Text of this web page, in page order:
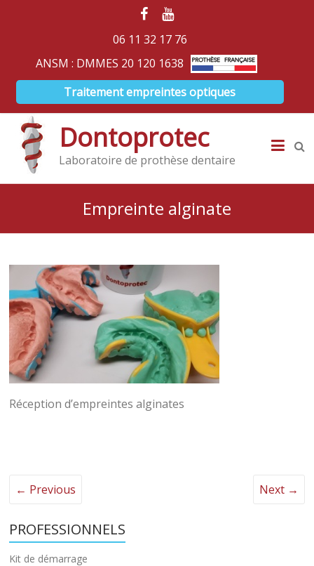
06 11 32 17 76
ANSM : DMMES 20 120 1638
Traitement empreintes optiques
Dontoprotec
Laboratoire de prothèse dentaire
Empreinte alginate
Réception d’empreintes alginates
← Previous Next →
PROFESSIONNELS
Kit de démarrage